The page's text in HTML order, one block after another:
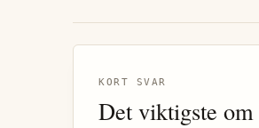
KORT SVAR
Det viktigste om